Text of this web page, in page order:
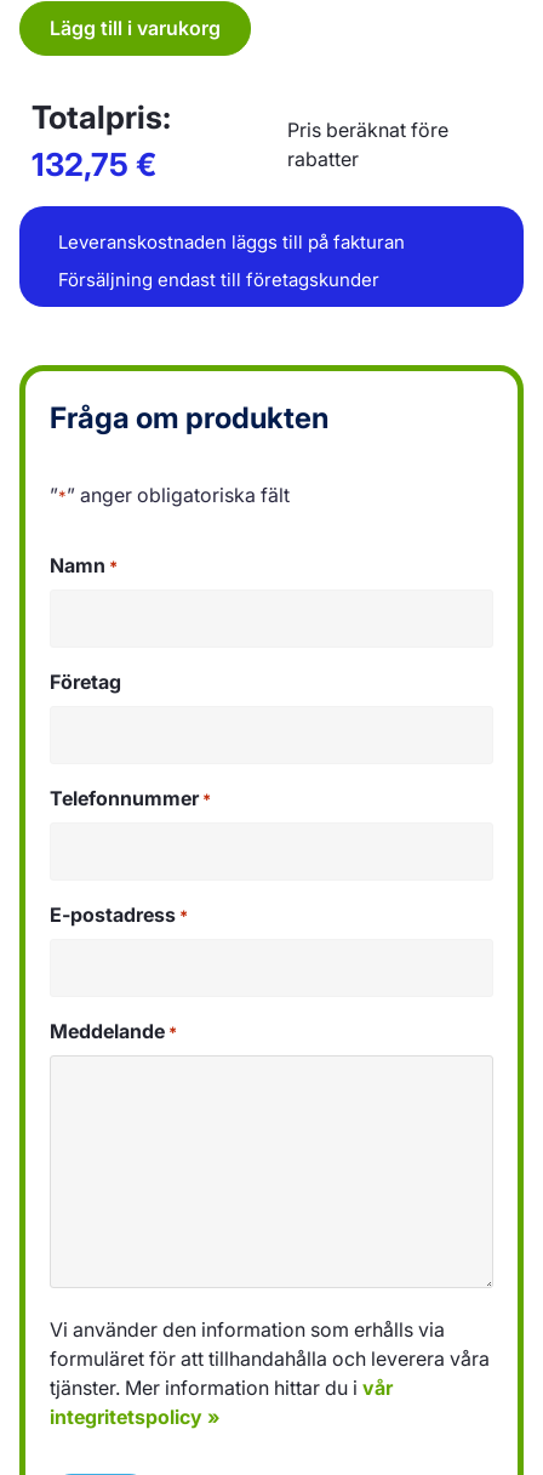
Lägg till i varukorg
Totalpris:
132,75 €
Pris beräknat före
rabatter
Leveranskostnaden läggs till på fakturan
Försäljning endast till företagskunder
Fråga om produkten
”*” anger obligatoriska fält
Namn *
Företag
Telefonnummer *
E-postadress *
Meddelande *
Vi använder den information som erhålls via
formuläret för att tillhandahålla och leverera våra
tjänster. Mer information hittar du i vår
integritetspolicy »